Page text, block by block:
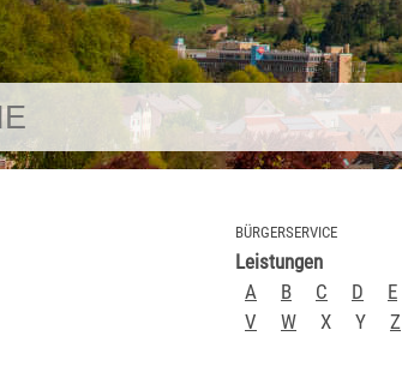
BÜRGERSERVICE
Leistungen
A
B C D E
V
W X Y Z